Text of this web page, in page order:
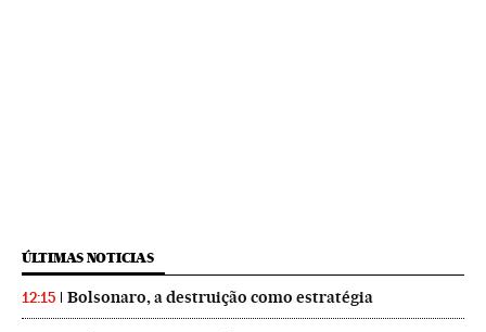
ÚLTIMAS NOTICIAS
12:15 Bolsonaro, a destruição como estratégia